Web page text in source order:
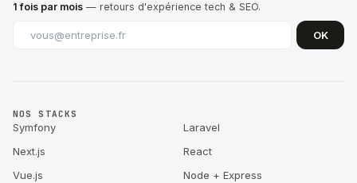
1 fois par mois — retours d'expérience tech & SEO.
OK
NOS STACKS
Symfony
Laravel
Next.js
React
Vue.js
Node + Express